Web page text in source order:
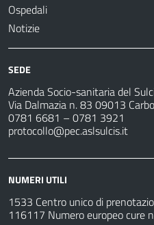
Ospedali
Notizie
SEDE
Azienda Socio-sanitaria del
Via Dalmazia n. 83 09013
0781 6681 – 0781 3921
protocollo@pec.aslsulcis.it
NUMERI UTILI
1533 Centro unico di
116117 Numero europeo cure